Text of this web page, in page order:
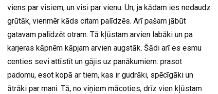
viens par visiem, un visi par vienu. Un, ja kādam ies nedaudz
grūtāk, vienmēr kāds citam palīdzēs. Arī pašam jābūt
gatavam palīdzēt otram. Tā kļūstam arvien labāki un pa
karjeras kāpnēm kāpjam arvien augstāk. Šādi arī es esmu
centies sevi attīstīt un gājis uz panākumiem: prasot
padomu, esot kopā ar tiem, kas ir gudrāki, spēcīgāki un
ātrāki par mani. Tā, no viņiem mācoties, drīz vien kļūstam